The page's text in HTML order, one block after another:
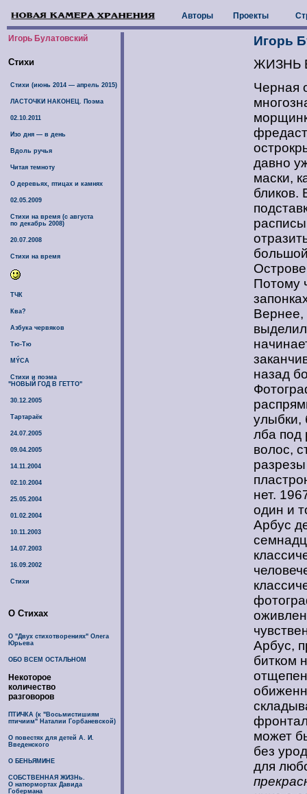
Авторы Проекты
Игорь Булатовский
Стихи
Стихи (июнь 2014 — апрель 2015)
ЛАСТОЧКИ НАКОНЕЦ. Поэма
02.10.2011
Изо дня — в день
Вдоль ручья
Читая темноту
О деревьях, птицах и камнях
02.05.2009
Стихи на время (с августа
по декабрь 2008)
20.07.2008
Стихи на время
ТЧК
Ква?
Азбука червяков
Тю-Тю
МÝСА
Стихи и поэма
"НОВЫЙ ГОД В ГЕТТО"
30.12.2005
Тартараёк
24.07.2005
09.04.2005
14.11.2004
02.10.2004
25.05.2004
01.02.2004
10.11.2003
14.07.2003
16.09.2002
Стихи
О Стихах
О "Двух стихотворениях" Олега
Юрьева
ОБО ВСЕМ ОСТАЛЬНОМ
Некоторое
количество
разговоров
ПТИЧКА (к "Восьмистишиям
птичиим" Наталии Горбаневской)
О повестях для детей А. И.
Введенского
О БЕНЬЯМИНЕ
СОБСТВЕННАЯ ЖИЗНь.
О натюрмортах Давида
Гобермана
Игорь
ЖИЗНЬ
Черная
давно
маски,
бликов.
Потому
Вернее,
назад
улыбки,
лба под
волос,
нет.
один и
Арбус
Арбус,
битком
может
без
для